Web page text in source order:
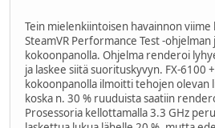
Tein mielenkiintoisen havainnon viime
SteamVR Performance Test -ohjelman
kokoonpanolla. Ohjelma renderoi
ja laskee siitä suorituskyvyn. FX-6100
kokoonpanolla ilmoitti tehojen olevan
koska n. 30 % ruuduista saatiin
Prosessoria kellottamalla 3.3 GHz